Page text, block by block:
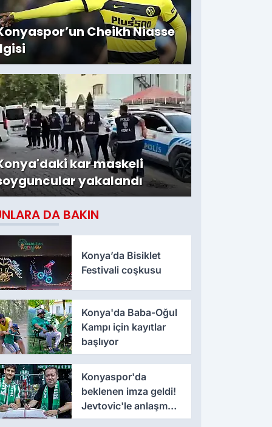
Cheikh Niasse
kar maskeli
yakalandı
DA BAKIN
Konya’da Bisiklet
Festivali coşkusu
Konya'da Baba-Oğul
Kampı için kayıtlar
başlıyor
Konyaspor'da
beklenen imza geldi!
Jevtovic'le anlaşma
sağlandı